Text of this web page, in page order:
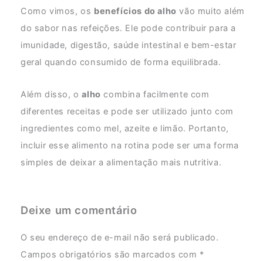
Como vimos, os benefícios do alho vão muito além
do sabor nas refeições. Ele pode contribuir para a
imunidade, digestão, saúde intestinal e bem-estar
geral quando consumido de forma equilibrada.
Além disso, oalho combina facilmente com
diferentes receitas e pode ser utilizado junto com
ingredientes como mel, azeite e limão. Portanto,
incluir esse alimento na rotina pode ser uma forma
simples de deixar a alimentação mais nutritiva.
Deixe um comentário
O seu endereço de e-mail não será publicado.
Campos obrigatórios são marcados com *